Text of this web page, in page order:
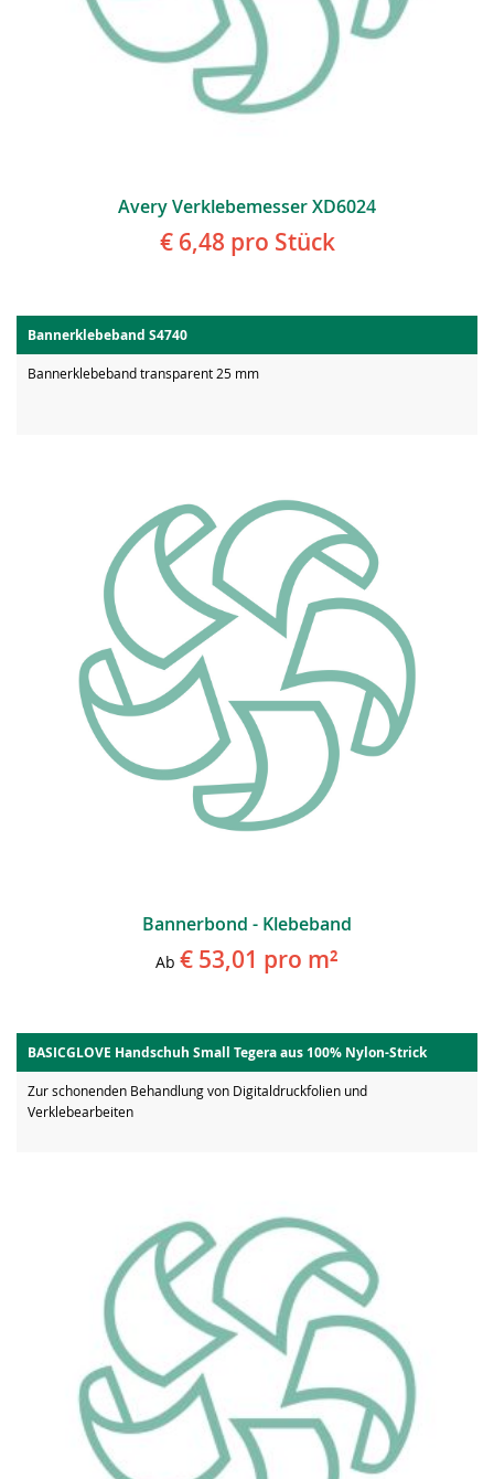
Avery Verklebemesser XD6024
€ 6,48 pro Stück
Bannerklebeband S4740
Bannerklebeband transparent 25 mm
Bannerbond - Klebeband
Ab € 53,01 pro m²
BASICGLOVE Handschuh Small Tegera aus 100% Nylon-Strick
Zur schonenden Behandlung von Digitaldruckfolien und
Verklebearbeiten